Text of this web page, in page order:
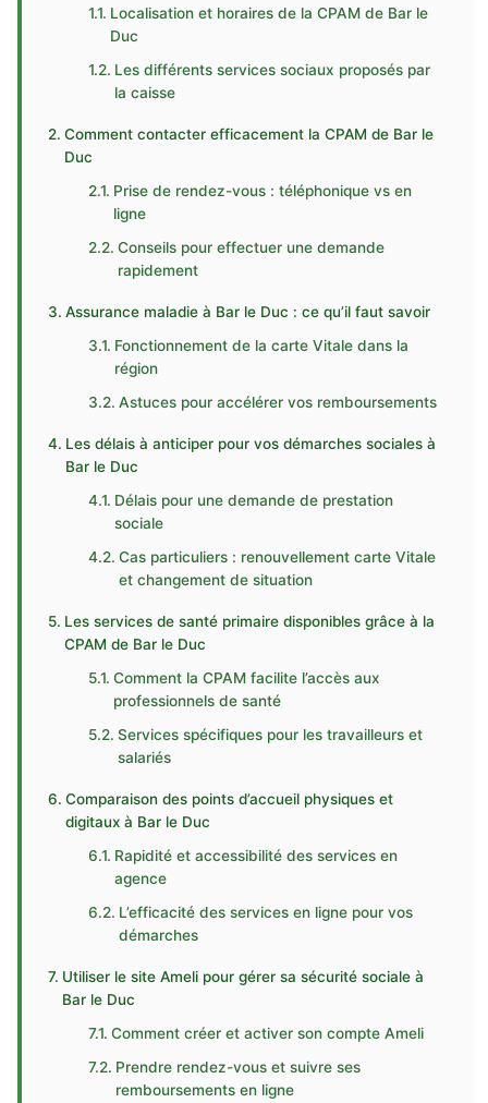
Localisation et horaires de la CPAM de Bar le
Duc
Les différents services sociaux proposés par
la caisse
Comment contacter efficacement la CPAM de Bar le
Duc
Prise de rendez-vous : téléphonique vs en
ligne
Conseils pour effectuer une demande
rapidement
Assurance maladie à Bar le Duc : ce qu’il faut savoir
Fonctionnement de la carte Vitale dans la
région
Astuces pour accélérer vos remboursements
Les délais à anticiper pour vos démarches sociales à
Bar le Duc
Délais pour une demande de prestation
sociale
Cas particuliers : renouvellement carte Vitale
et changement de situation
Les services de santé primaire disponibles grâce à la
CPAM de Bar le Duc
Comment la CPAM facilite l’accès aux
professionnels de santé
Services spécifiques pour les travailleurs et
salariés
Comparaison des points d’accueil physiques et
digitaux à Bar le Duc
Rapidité et accessibilité des services en
agence
L’efficacité des services en ligne pour vos
démarches
Utiliser le site Ameli pour gérer sa sécurité sociale à
Bar le Duc
Comment créer et activer son compte Ameli
Prendre rendez-vous et suivre ses
remboursements en ligne